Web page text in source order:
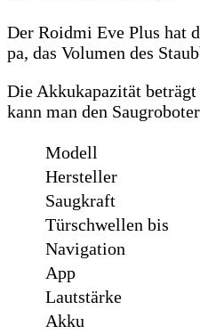
Der Roidmi Eve Plus hat
pa, das Volumen des
Die Akkukapazität beträgt
kann man den
Modell
Hersteller
Saugkraft
Türschwellen bis
Navigation
App
Lautstärke
Akku